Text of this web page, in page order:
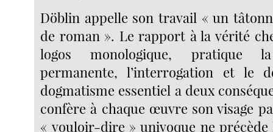
Döblin appelle son travail « un
de roman ». Le rapport à la vérité
logos monologique, pratique
permanente, l’interrogation et le
dogmatisme essentiel a deux
confère à chaque œuvre son visage
« vouloir-dire » univoque ne précède